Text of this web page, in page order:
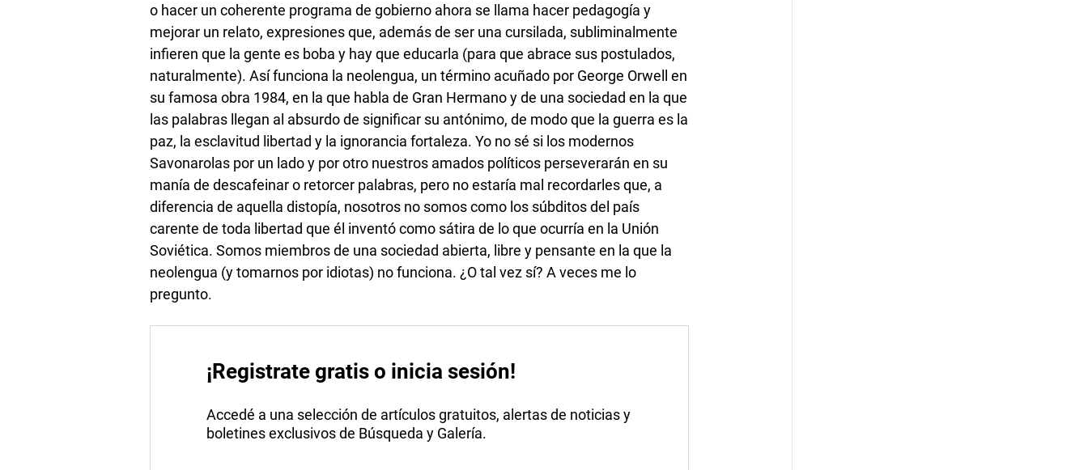
o hacer un coherente programa de gobierno ahora se llama hacer pedagogía y
mejorar un relato, expresiones que, además de ser una cursilada, subliminalmente
infieren que la gente es boba y hay que educarla (para que abrace sus postulados,
naturalmente). Así funciona la neolengua, un término acuñado por George Orwell en
su famosa obra 1984, en la que habla de Gran Hermano y de una sociedad en la que
las palabras llegan al absurdo de significar su antónimo, de modo que la guerra es la
paz, la esclavitud libertad y la ignorancia fortaleza. Yo no sé si los modernos
Savonarolas por un lado y por otro nuestros amados políticos perseverarán en su
manía de descafeinar o retorcer palabras, pero no estaría mal recordarles que, a
diferencia de aquella distopía, nosotros no somos como los súbditos del país
carente de toda libertad que él inventó como sátira de lo que ocurría en la Unión
Soviética. Somos miembros de una sociedad abierta, libre y pensante en la que la
neolengua (y tomarnos por idiotas) no funciona. ¿O tal vez sí? A veces me lo
pregunto.
¡Registrate gratis o inicia sesión!
Accedé a una selección de artículos gratuitos, alertas de noticias y
boletines exclusivos de Búsqueda y Galería.